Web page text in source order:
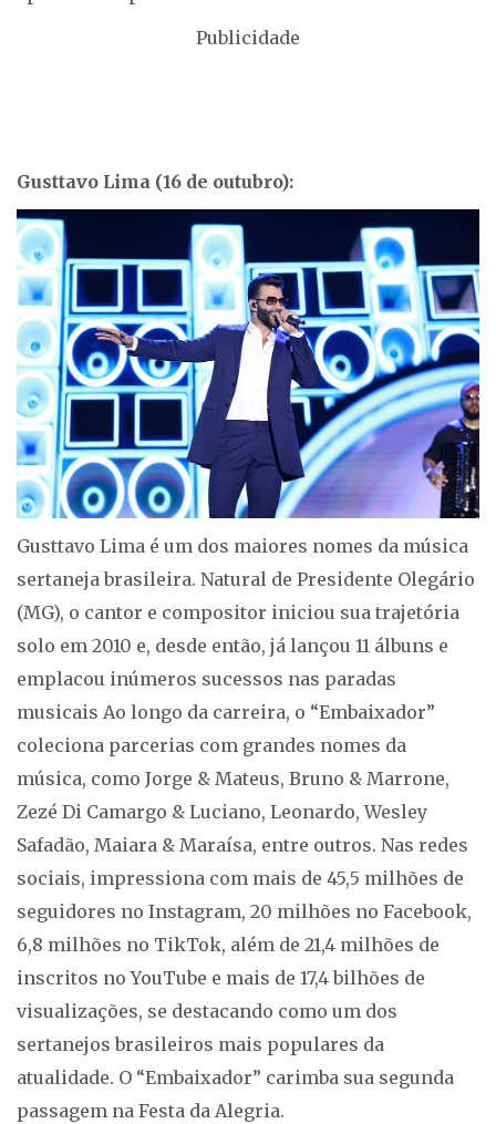
Publicidade
Gusttavo Lima (16 de outubro):
Gusttavo Lima é um dos maiores nomes da música
sertaneja brasileira. Natural de Presidente Olegário
(MG), o cantor e compositor iniciou sua trajetória
solo em 2010 e, desde então, já lançou 11 álbuns e
emplacou inúmeros sucessos nas paradas
musicais Ao longo da carreira, o “Embaixador”
coleciona parcerias com grandes nomes da
música, como Jorge & Mateus, Bruno & Marrone,
Zezé Di Camargo & Luciano, Leonardo, Wesley
Safadão, Maiara & Maraísa, entre outros. Nas redes
sociais, impressiona com mais de 45,5 milhões de
seguidores no Instagram, 20 milhões no Facebook,
6,8 milhões no TikTok, além de 21,4 milhões de
inscritos no YouTube e mais de 17,4 bilhões de
visualizações, se destacando como um dos
sertanejos brasileiros mais populares da
atualidade. O “Embaixador” carimba sua segunda
passagem na Festa da Alegria.